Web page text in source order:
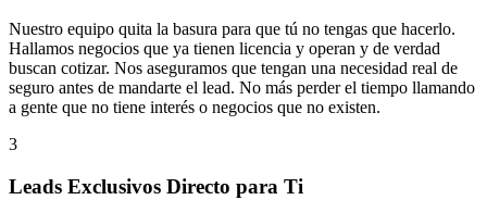
Nuestro equipo quita la basura para que tú no tengas que hacerlo.
Hallamos negocios que ya tienen licencia y operan y de verdad
buscan cotizar. Nos aseguramos que tengan una necesidad real de
seguro antes de mandarte el lead. No más perder el tiempo llamando
a gente que no tiene interés o negocios que no existen.
3
Leads Exclusivos Directo para Ti